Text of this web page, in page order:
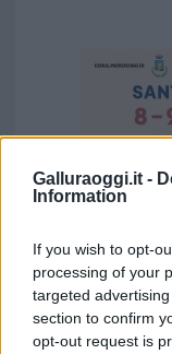
Galluraoggi.it -
Information
If you wish to opt-
processing of your
targeted
section to confirm
opt-out request is